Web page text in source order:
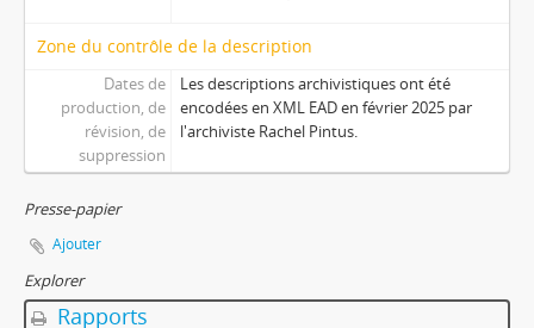
Zone du contrôle de la description
Dates de
production, de
révision, de
suppression
Les descriptions archivistiques ont été
encodées en XML EAD en février 2025 par
l'archiviste Rachel Pintus.
Presse-papier
Ajouter
Explorer
Rapports